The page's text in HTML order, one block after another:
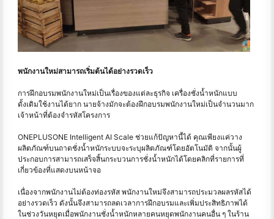
พนักงานใหม่สามารถเริ่มต้นได้อย่างรวดเร็ว
การฝึกอบรมพนักงานใหม่เป็นเรื่องของแต่ละธุรกิจ เครื่องชั่งน้ำหนักแบบ
ดั้งเดิมใช้งานได้ยาก นายจ้างมักจะต้องฝึกอบรมพนักงานใหม่เป็นจำนวนมาก
เจ้าหน้าที่ต้องจำรหัสโครงการ
ONEPLUSONE Intelligent AI Scale ช่วยแก้ปัญหานี้ได้ คุณเพียงแค่วาง
ผลิตภัณฑ์บนถาดชั่งน้ำหนักระบบจะระบุผลิตภัณฑ์โดยอัตโนมัติ จากนั้นผู้
ประกอบการสามารถเสร็จสิ้นกระบวนการชั่งน้ำหนักได้โดยคลิกที่รายการที่
เกี่ยวข้องที่แสดงบนหน้าจอ
เนื่องจากพนักงานไม่ต้องท่องรหัส พนักงานใหม่จึงสามารถประมวลผลรหัสได้
อย่างรวดเร็ว ดังนั้นจึงสามารถลดเวลาการฝึกอบรมและเพิ่มประสิทธิภาพได้
ในช่วงวันหยุดเมื่อพนักงานชั่งน้ำหนักหลายคนหยุดพนักงานคนอื่น ๆ ในร้าน